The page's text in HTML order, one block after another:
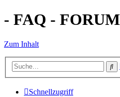
- FAQ -
Zum Inhalt
Schnellzugriff